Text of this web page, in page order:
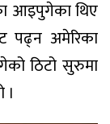
आइपुगेका थिए
पढ्न अमेरिका
ठिटो सुरुमा